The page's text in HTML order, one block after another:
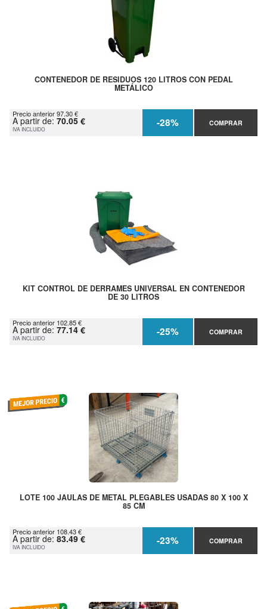
CONTENEDOR DE RESIDUOS 120 LITROS CON PEDAL
METÁLICO
Precio anterior 97.30 €
A partir de: 70.05 €
IVA INCLUIDO -28% COMPRAR
KIT CONTROL DE DERRAMES UNIVERSAL EN CONTENEDOR
DE 30 LITROS
Precio anterior 102.85 €
A partir de: 77.14 €
IVA INCLUIDO -25% COMPRAR
LOTE 100 JAULAS DE METAL PLEGABLES USADAS 80 X 100 X
85 CM
Precio anterior 108.43 €
A partir de: 83.49 €
IVA INCLUIDO -23% COMPRAR